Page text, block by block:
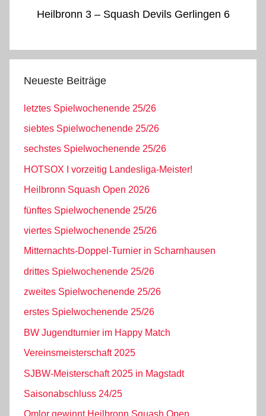
Heilbronn 3 – Squash Devils Gerlingen 6
Neueste Beiträge
letztes Spielwochenende 25/26
siebtes Spielwochenende 25/26
sechstes Spielwochenende 25/26
HOTSOX I vorzeitig Landesliga-Meister!
Heilbronn Squash Open 2026
fünftes Spielwochenende 25/26
viertes Spielwochenende 25/26
Mitternachts-Doppel-Turnier in Scharnhausen
drittes Spielwochenende 25/26
zweites Spielwochenende 25/26
erstes Spielwochenende 25/26
BW Jugendturnier im Happy Match
Vereinsmeisterschaft 2025
SJBW-Meisterschaft 2025 in Magstadt
Saisonabschluss 24/25